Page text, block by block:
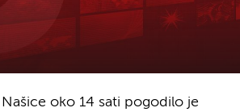
oko 14 sati pogodilo je